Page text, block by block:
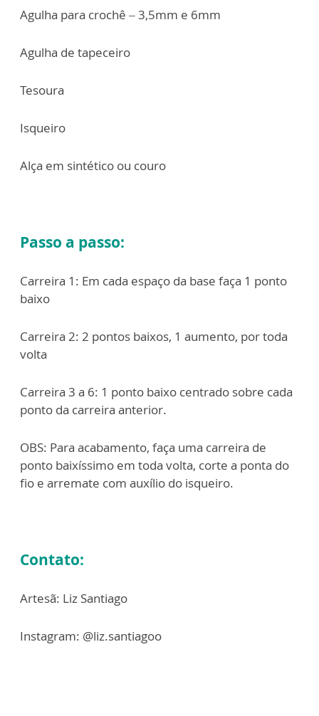
Agulha para crochê – 3,5mm e 6mm
Agulha de tapeceiro
Tesoura
Isqueiro
Alça em sintético ou couro
Passo a passo:
Carreira 1: Em cada espaço da base faça 1 ponto
baixo
Carreira 2: 2 pontos baixos, 1 aumento, por toda
volta
Carreira 3 a 6: 1 ponto baixo centrado sobre cada
ponto da carreira anterior.
OBS: Para acabamento, faça uma carreira de
ponto baixíssimo em toda volta, corte a ponta do
fio e arremate com auxílio do isqueiro.
Contato:
Artesã: Liz Santiago
Instagram: @liz.santiagoo